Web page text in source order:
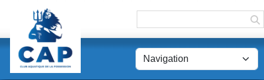
Panneau de gestion des cookies